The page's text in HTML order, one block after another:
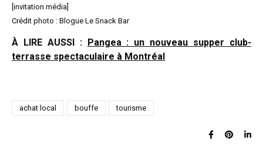
[invitation média]
Crédit photo : Blogue Le Snack Bar
À LIRE AUSSI : Pangea : un nouveau supper club-
terrasse spectaculaire à Montréal
achat local bouffe tourisme